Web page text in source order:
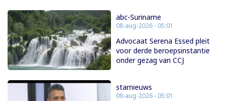
abc-Suriname
08-aug-2026 - 05:01
Advocaat Serena Essed pleit
voor derde beroepsinstantie
onder gezag van CCJ
starnieuws
08-aug-2026 - 05:01